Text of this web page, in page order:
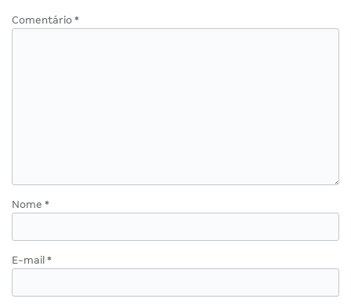
Comentário *
Nome *
E-mail *